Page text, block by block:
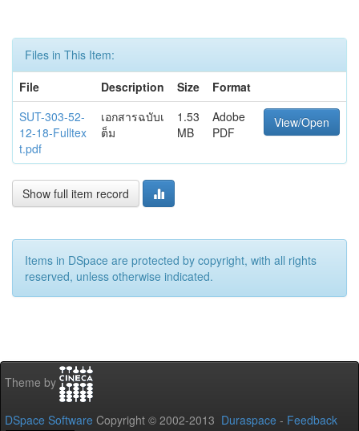
Files in This Item:
File
Description Size
Format
SUT-303-52-
12-18-Fulltex
t.pdf
เอกสารฉบับเ
ต็ม
1.53
MB
Adobe
PDF
View/Open
Show full item record
Items in DSpace are protected by copyright, with all rights
reserved, unless otherwise indicated.
Theme by
DSpace Software Copyright © 2002-2013 Duraspace - Feedback